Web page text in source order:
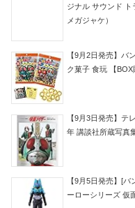
ジナル サウンド ト
メガジャケ）
【9月2日発売】バ
ク菓子 食玩 【BOX
【9月3日発売】テ
年 講談社所蔵写真
【9月5日発売】[
ーローシリーズ 仮